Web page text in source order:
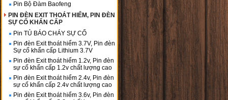
Pin Bộ Đàm Baofeng
PIN ĐÈN EXIT THOÁT HIỂM, PIN ĐÈN
SỰ CỐ KHẨN CẤP
Pin TỦ BÁO CHÁY SỰ CỐ
Pin đèn Exit thoát hiểm 3.7V, Pin đèn
Sự cố khẩn cấp Lithium 3.7V
Pin đèn Exit thoát hiểm 1.2v, Pin đèn
sự cố khẩn cấp 1.2v chất lượng cao
Pin đèn Exit thoát hiểm 2.4v, Pin đèn
sự cố khẩn cấp 2.4v chất lượng cao
Pin đèn Exit thoát hiểm 3.6v, Pin đèn